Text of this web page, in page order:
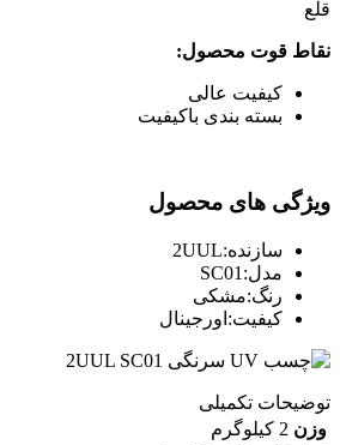
قلع
نقاط قوت محصول:
کیفیت عالی
بسته بندی باکیفیت
ویژگی های محصول
سازنده:2UUL
مدل: SC01
رنگ:مشکی
کیفیت: اورجینال
توضیحات تکمیلی
وزن 2 کیلوگرم